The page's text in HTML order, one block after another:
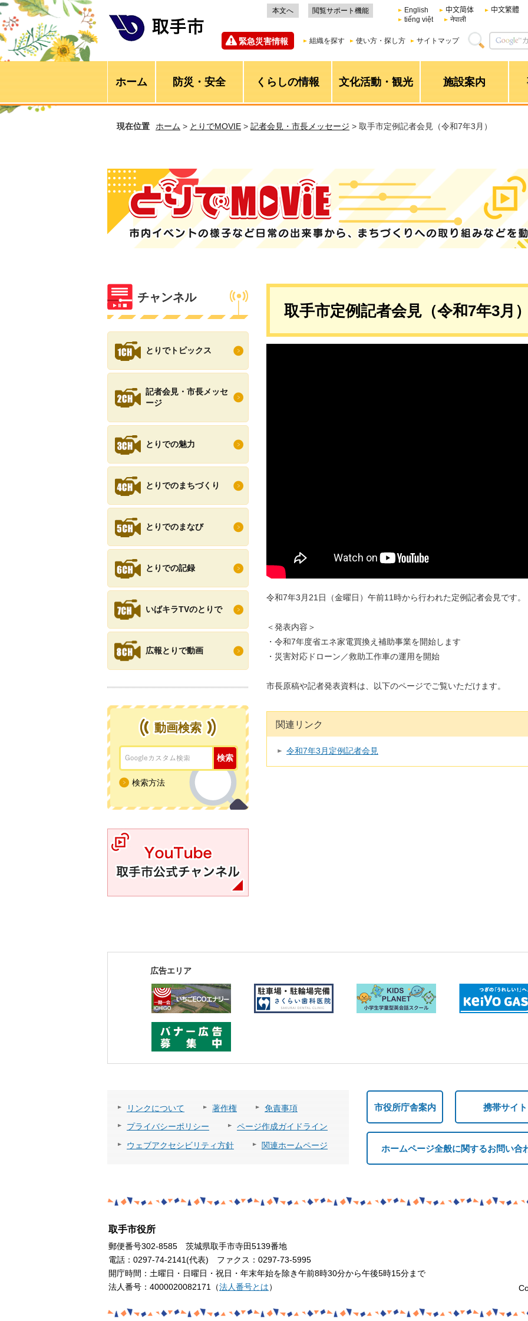
本文へ 閲覧サポート機能 English 中文简体
中文繁體
tiếng việt
नेपाली
緊急災害情報 組織を探す 使い方・探し方 サイトマップ
ホーム 防災・安全 くらしの情報 文化活動・観光 施設案内
現在位置 ホーム > とりでMOVIE > 記者会見・市長メッセージ > 取手市定例記者会見（令和7年3月）
とりでMOVIE 市内イベントの様子など日常の出来事から、まちづくりへの取り組みなどを動画で配信！
取手市定例記者会見（令和7年3月
令和7年3月21日（金曜日）午前11時から行われた定例記者会見です。
＜発表内容＞
・令和7年度省エネ家電買換え補助事業を開始します
・災害対応ドローン／救助工作車の運用を開始
市長原稿や記者発表資料は、以下のページでご覧いただけます。
関連リンク
令和7年3月定例記者会見
チャンネル
とりでトピックス
記者会見・市長メッセ
ージ
とりでの魅力
とりでのまちづくり
とりでのまなび
とりでの記録
いばキラTVのとりで
広報とりで動画
動画検索
検索方法
YouTube取手市公式チャンネル
広告エリア
リンクについて 著作権
免責事項
プライバシーポリシー
ページ作成ガイドライン
ウェブアクセシビリティ方針
関連ホームページ
市役所庁舎案内 携帯サイト
ホームページ全般に関するお問い合
取手市役所
郵便番号302-8585 茨城県取手市寺田5139番地
電話：0297-74-2141(代表) ファクス：0297-73-5995
開庁時間：土曜日・日曜日・祝日・年末年始を除き午前8時30分から午後5時15分まで
法人番号：4000020082171（法人番号とは）